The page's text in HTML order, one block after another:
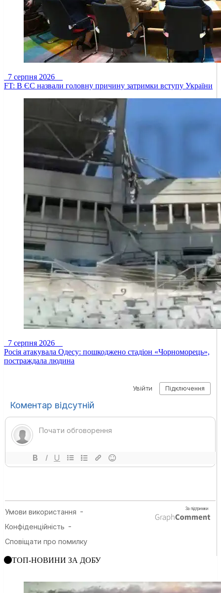
7 серпня 2026
FT: В ЄС назвали головну причину затримки вступу України
7 серпня 2026
Росія атакувала Одесу: пошкоджено стадіон «Чорноморець»,
постраждала людина
ТОП-НОВИНИ ЗА ДОБУ